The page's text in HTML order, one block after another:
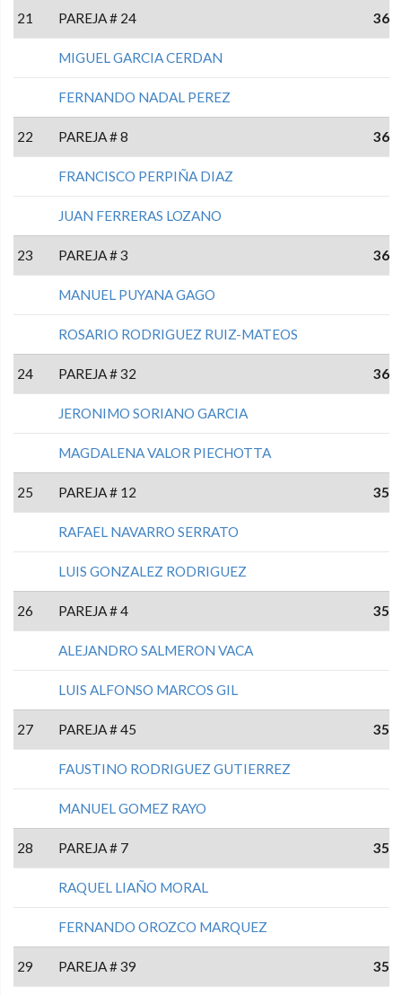
21 PAREJA # 24 36
MIGUEL GARCIA CERDAN
FERNANDO NADAL PEREZ
22 PAREJA # 8 36
FRANCISCO PERPIÑA DIAZ
JUAN FERRERAS LOZANO
23 PAREJA # 3 36
MANUEL PUYANA GAGO
ROSARIO RODRIGUEZ RUIZ-MATEOS
24 PAREJA # 32 36
JERONIMO SORIANO GARCIA
MAGDALENA VALOR PIECHOTTA
25 PAREJA # 12 35
RAFAEL NAVARRO SERRATO
LUIS GONZALEZ RODRIGUEZ
26 PAREJA # 4 35
ALEJANDRO SALMERON VACA
LUIS ALFONSO MARCOS GIL
27 PAREJA # 45 35
FAUSTINO RODRIGUEZ GUTIERREZ
MANUEL GOMEZ RAYO
28 PAREJA # 7 35
RAQUEL LIAÑO MORAL
FERNANDO OROZCO MARQUEZ
29 PAREJA # 39 35